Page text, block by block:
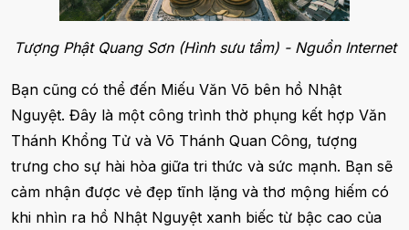
Tượng Phật Quang Sơn (Hình sưu tầm) - Nguồn Internet
Bạn cũng có thể đến Miếu Văn Võ bên hồ Nhật
Nguyệt. Đây là một công trình thờ phụng kết hợp Văn
Thánh Khổng Tử và Võ Thánh Quan Công, tượng
trưng cho sự hài hòa giữa tri thức và sức mạnh. Bạn sẽ
cảm nhận được vẻ đẹp tĩnh lặng và thơ mộng hiếm có
khi nhìn ra hồ Nhật Nguyệt xanh biếc từ bậc cao của